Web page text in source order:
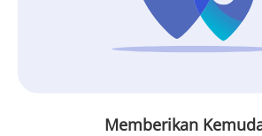
Memberikan